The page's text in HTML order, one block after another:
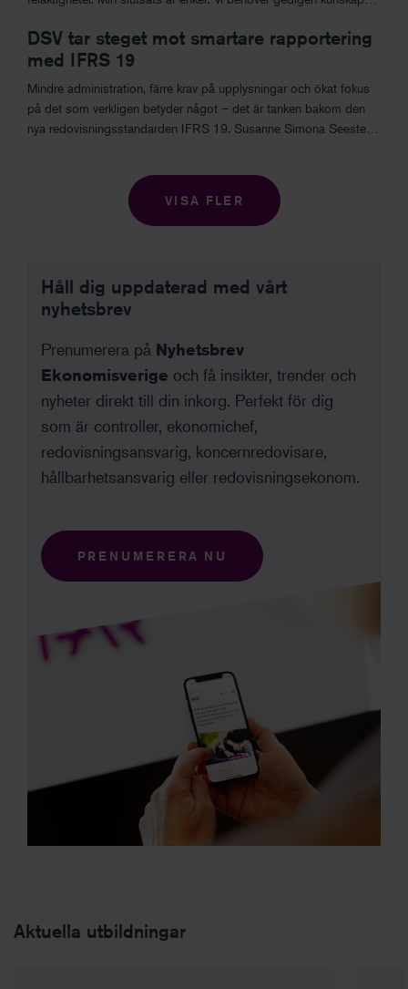
den på 1930-talet.
DSV tar steget mot smartare rapportering med IFRS 19
DSV tar steget mot smartare rapportering
med IFRS 19
Mindre administration, färre krav på upplysningar och ökat fokus
på det som verkligen betyder något – det är tanken bakom den
nya redovisningsstandarden IFRS 19. Susanne Simona Seested
VISA FLER
Håll dig uppdaterad med vårt
nyhetsbrev
Prenumerera på Nyhetsbrev
Ekonomisverige och få insikter, trender och
nyheter direkt till din inkorg. Perfekt för dig
som är controller, ekonomichef,
redovisningsansvarig, koncernredovisare,
hållbarhetsansvarig eller redovisningsekonom.
PRENUMERERA NU
Aktuella utbildningar